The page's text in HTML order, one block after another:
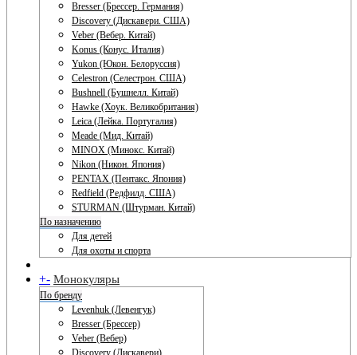
Bresser (Брессер. Германия)
Discovery (Дискавери. США)
Veber (Вебер. Китай)
Konus (Конус. Италия)
Yukon (Юкон. Белоруссия)
Celestron (Селестрон. США)
Bushnell (Бушнелл. Китай)
Hawke (Хоук. Великобритания)
Leica (Лейка. Португалия)
Meade (Мид. Китай)
MINOX (Минокс. Китай)
Nikon (Никон. Япония)
PENTAX (Пентакс. Япония)
Redfield (Редфилд. США)
STURMAN (Штурман. Китай)
По назначению
Для детей
Для охоты и спорта
+- Монокуляры
По бренду
Levenhuk (Левенгук)
Bresser (Брессер)
Veber (Вебер)
Discovery (Дискавери)